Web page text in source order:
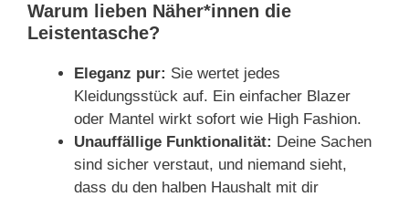
Warum lieben Näher*innen die
Leistentasche?
Eleganz pur: Sie wertet jedes
Kleidungsstück auf. Ein einfacher Blazer
oder Mantel wirkt sofort wie High Fashion.
Unauffällige Funktionalität: Deine Sachen
sind sicher verstaut, und niemand sieht,
dass du den halben Haushalt mit dir